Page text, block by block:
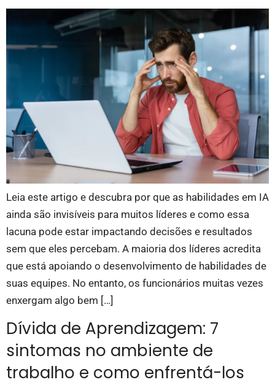
Leia este artigo e descubra por que as habilidades em IA
ainda são invisíveis para muitos líderes e como essa
lacuna pode estar impactando decisões e resultados
sem que eles percebam. A maioria dos líderes acredita
que está apoiando o desenvolvimento de habilidades de
suas equipes. No entanto, os funcionários muitas vezes
enxergam algo bem […]
Dívida de Aprendizagem: 7
sintomas no ambiente de
trabalho e como enfrentá-los